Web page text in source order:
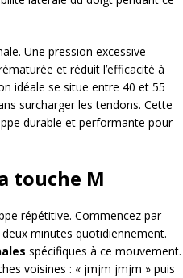
Une pression excessive
et réduit l’efficacité à
idéale se situe entre 40 et 55
surcharger les tendons. Cette
durable et performante pour
touche M
répétitive. Commencez par
minutes quotidiennement.
spécifiques à ce mouvement.
voisines : « jmjm jmjm » puis